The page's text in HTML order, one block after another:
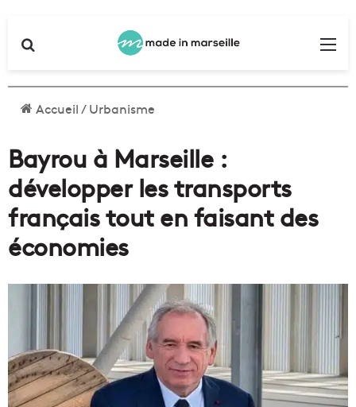
Accueil/Urbanisme
Bayrou à Marseille :
développer les transports
français tout en faisant des
économies